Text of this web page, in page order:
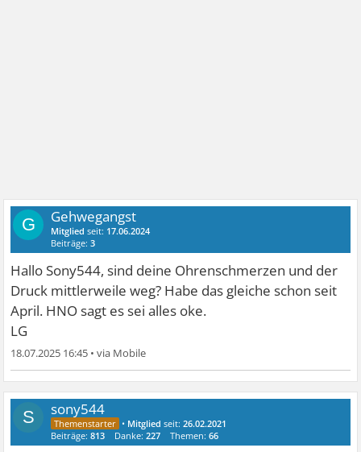
G Gehwegangst
Mitglied seit: 17.06.2024
Beiträge:3
Hallo Sony544, sind deine Ohrenschmerzen und der
Druck mittlerweile weg? Habe das gleiche schon seit
April. HNO sagt es sei alles oke.
LG
18.07.2025 16:45 •
S sony544
• Mitglied seit:26.02.2021
Beiträge:813 Danke:227 Themen:66